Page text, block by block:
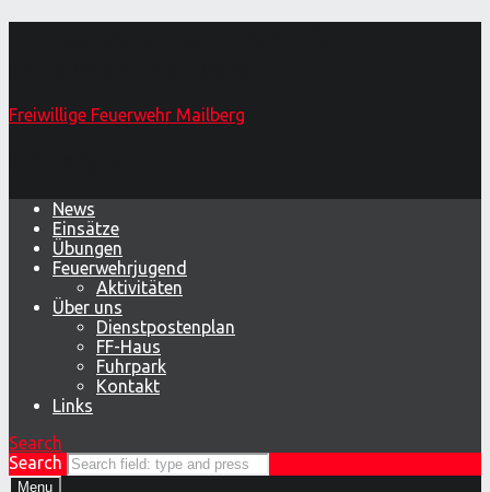
Freiwillige Feuerwehr Mailberg
News
Einsätze
Übungen
Feuerwehrjugend
Aktivitäten
Über uns
Dienstpostenplan
FF-Haus
Fuhrpark
Kontakt
Links
Search
Search
Menu